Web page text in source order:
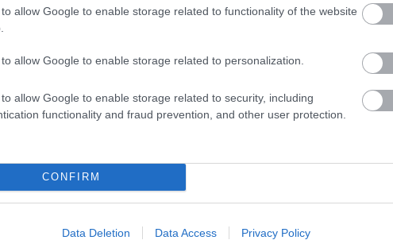
allow Google to enable storage related to functionality of the website
allow Google to enable storage related to personalization.
allow Google to enable storage related to security, including
functionality and fraud prevention, and other user protection.
CONFIRM
Data Deletion Data Access Privacy Policy
Forrás: Örkény Színház